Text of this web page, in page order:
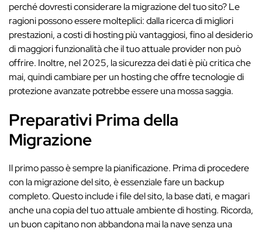
perché dovresti considerare la migrazione del tuo sito? Le
ragioni possono essere molteplici: dalla ricerca di migliori
prestazioni, a costi di hosting più vantaggiosi, fino al desiderio
di maggiori funzionalità che il tuo attuale provider non può
offrire. Inoltre, nel 2025, la sicurezza dei dati è più critica che
mai, quindi cambiare per un hosting che offre tecnologie di
protezione avanzate potrebbe essere una mossa saggia.
Preparativi Prima della
Migrazione
Il primo passo è sempre la pianificazione. Prima di procedere
con la migrazione del sito, è essenziale fare un backup
completo. Questo include i file del sito, la base dati, e magari
anche una copia del tuo attuale ambiente di hosting. Ricorda,
un buon capitano non abbandona mai la nave senza una